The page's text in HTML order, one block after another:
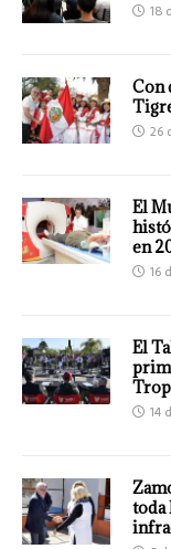
18
Con
26
El
en
16
El
14
toda